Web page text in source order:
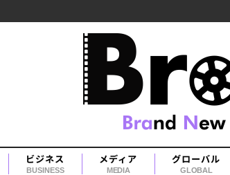
ビジネス
BUSINESS
メディア
MEDIA
グローバル
GLOBAL